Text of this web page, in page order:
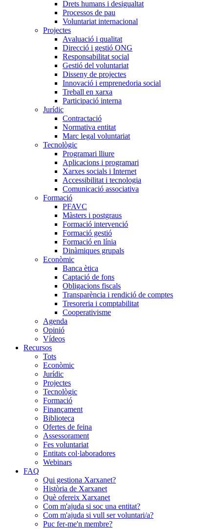
Drets humans i desigualtat
Processos de pau
Voluntariat internacional
Projectes
Avaluació i qualitat
Direcció i gestió ONG
Responsabilitat social
Gestió del voluntariat
Disseny de projectes
Innovació i emprenedoria social
Treball en xarxa
Participació interna
Jurídic
Contractació
Normativa entitat
Marc legal voluntariat
Tecnològic
Programari lliure
Aplicacions i programari
Xarxes socials i Internet
Accessibilitat i tecnologia
Comunicació associativa
Formació
PFAVC
Màsters i postgraus
Formació intervenció
Formació gestió
Formació en línia
Dinàmiques grupals
Econòmic
Banca ètica
Captació de fons
Obligacions fiscals
Transparència i rendició de comptes
Tresoreria i comptabilitat
Cooperativisme
Agenda
Opinió
Vídeos
Recursos
Tots
Econòmic
Jurídic
Projectes
Tecnològic
Formació
Finançament
Biblioteca
Ofertes de feina
Assessorament
Fes voluntariat
Entitats col·laboradores
Webinars
FAQ
Qui gestiona Xarxanet?
Història de Xarxanet
Què ofereix Xarxanet
Com m'ajuda si soc una entitat?
Com m'ajuda si vull ser voluntari/a?
Puc fer-me'n membre?